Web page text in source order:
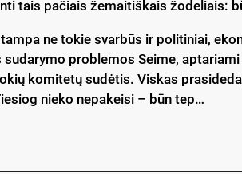
tais pačiais žemaitiškais žodeliais:
ne tokie svarbūs ir politiniai,
problemos Seime,
komitetų sudėtis. Viskas
nieko nepakeisi – būn tep…